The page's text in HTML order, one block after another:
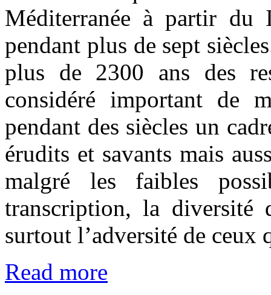
Méditerranée à partir du
pendant plus de sept
plus de 2300 ans des
considéré important de
pendant des siècles un
érudits et savants mais
malgré les faibles
transcription, la diversité
surtout l’adversité de ceux
Read more